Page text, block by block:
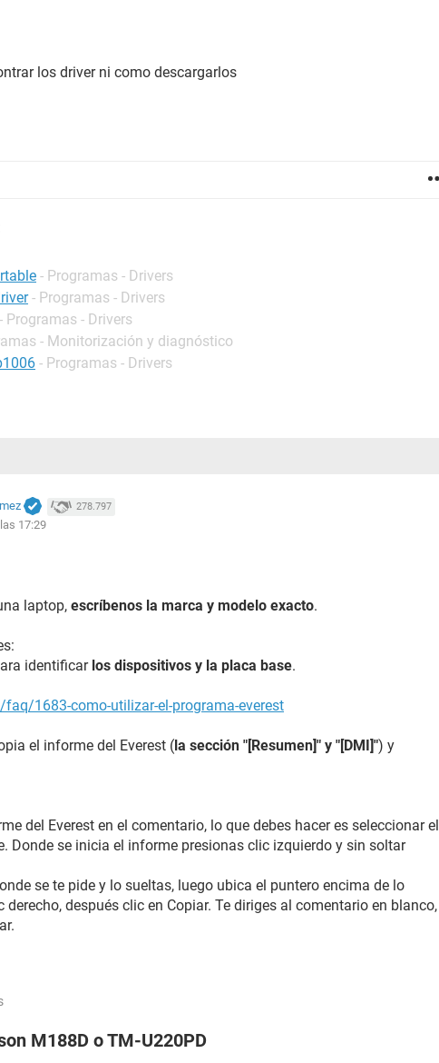
los driver ni como descargarlos
- Programas - Drivers
- Programas - Drivers
- Programas - Drivers
- Monitorización y diagnóstico
- Programas - Drivers
278.797
17:29
laptop, escríbenos la marca y modelo exacto.
identificar los dispositivos y la placa base.
1683-como-utilizar-el-programa-everest
el informe del Everest (la sección "[Resumen]" y "[DMI]") y
del Everest en el comentario, lo que debes hacer es seleccionar el
Donde se inicia el informe presionas clic izquierdo y sin soltar
se te pide y lo sueltas, luego ubica el puntero encima de lo
derecho, después clic en Copiar. Te diriges al comentario en blanco,
M188D o TM-U220PD